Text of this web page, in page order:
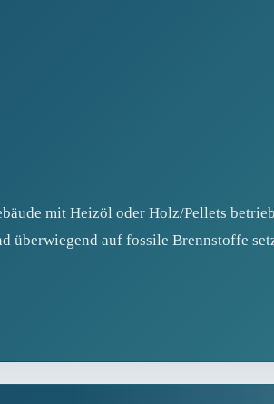
mit Heizöl oder Holz/Pellets
überwiegend auf fossile Brennstoffe